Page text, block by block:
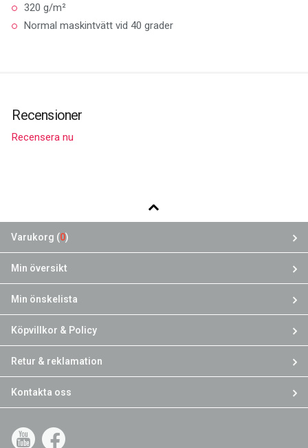
320 g/m²
Normal maskintvätt vid 40 grader
Recensioner
Recensera nu
Varukorg (0)
Min översikt
Min önskelista
Köpvillkor & Policy
Retur & reklamation
Kontakta oss
YouTube